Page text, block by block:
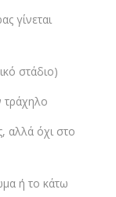
γίνεται
στάδιο)
τράχηλο
αλλά όχι στο
ή το κάτω